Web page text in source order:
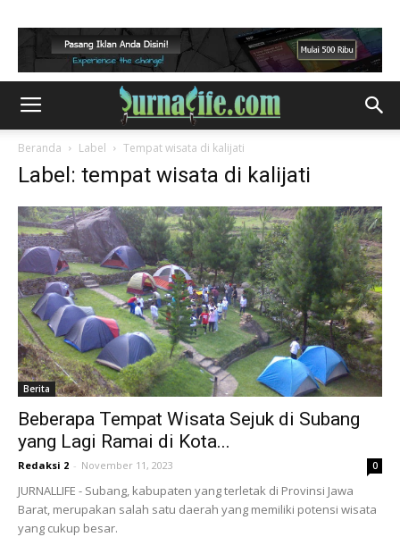
Beranda Label Tempat wisata di kalijati
Label: tempat wisata di kalijati
Berita
Beberapa Tempat Wisata Sejuk di Subang
yang Lagi Ramai di Kota...
Redaksi 2 - November 11, 2023 0
JURNALLIFE - Subang, kabupaten yang terletak di Provinsi Jawa
Barat, merupakan salah satu daerah yang memiliki potensi wisata
yang cukup besar.